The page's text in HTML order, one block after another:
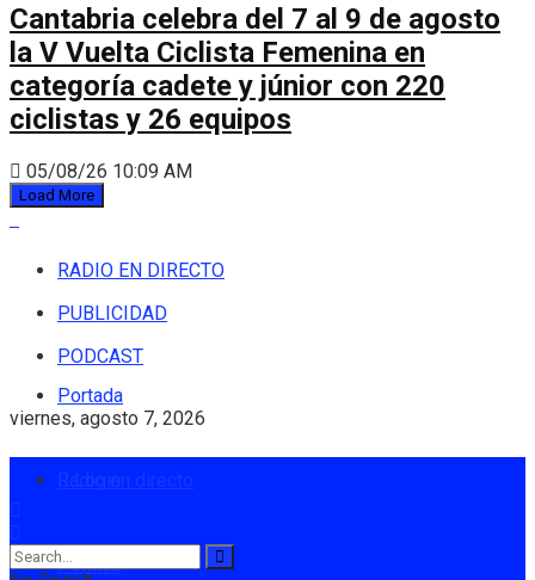
Cantabria celebra del 7 al 9 de agosto
la V Vuelta Ciclista Femenina en
categoría cadete y júnior con 220
ciclistas y 26 equipos
05/08/26 10:09 AM
Load More
RADIO EN DIRECTO
PUBLICIDAD
PODCAST
viernes, agosto 7, 2026
Portada
Política